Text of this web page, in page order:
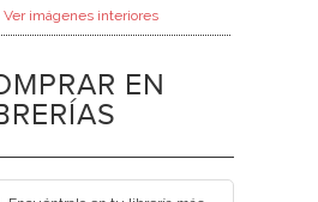
Ver imágenes interiores
EN